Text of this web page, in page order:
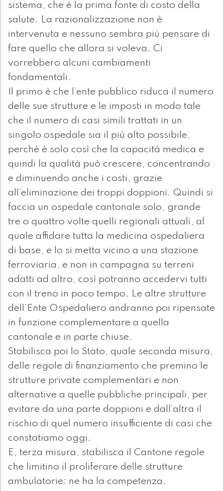
sistema, che è la prima fonte di costo della
salute. La razionalizzazione non è
intervenuta e nessuno sembra più pensare di
fare quello che allora si voleva. Ci
vorrebbero alcuni cambiamenti
fondamentali.
Il primo è che l’ente pubblico riduca il numero
delle sue strutture e le imposti in modo tale
che il numero di casi simili trattati in un
singolo ospedale sia il più alto possibile,
perché è solo così che la capacità medica e
quindi la qualità può crescere, concentrando
e diminuendo anche i costi, grazie
all’eliminazione dei troppi doppioni. Quindi si
faccia un ospedale cantonale solo, grande
tre o quattro volte quelli regionali attuali, al
quale affidare tutta la medicina ospedaliera
di base, e lo si metta vicino a una stazione
ferroviaria, e non in campagna su terreni
adatti ad altro, così potranno accedervi tutti
con il treno in poco tempo. Le altre strutture
dell’Ente Ospedaliero andranno poi ripensate
in funzione complementare a quella
cantonale e in parte chiuse.
Stabilisca poi lo Stato, quale seconda misura,
delle regole di finanziamento che premino le
strutture private complementari e non
alternative a quelle pubbliche principali, per
evitare da una parte doppioni e dall’altra il
rischio di quel numero insufficiente di casi che
constatiamo oggi.
E, terza misura, stabilisca il Cantone regole
che limitino il proliferare delle strutture
ambulatorie: ne ha la competenza.